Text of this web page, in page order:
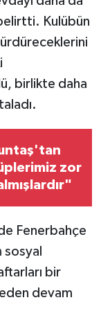
belirtti. Kulübün
birlikte daha
zor
Fenerbahçe
sosyal
bir
devam